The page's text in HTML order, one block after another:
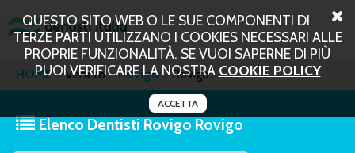
QUESTO SITO WEB O LE SUE COMPONENTI DI
TERZE PARTI UTILIZZANO I COOKIES NECESSARI ALLE
PROPRIE FUNZIONALITÀ. SE VUOI SAPERNE DI PIÙ
PUOI VERIFICARE LA NOSTRA COOKIE POLICY
ACCETTA
HOME Veneto Rovigo Rovigo
Elenco Dentisti Rovigo Rovigo